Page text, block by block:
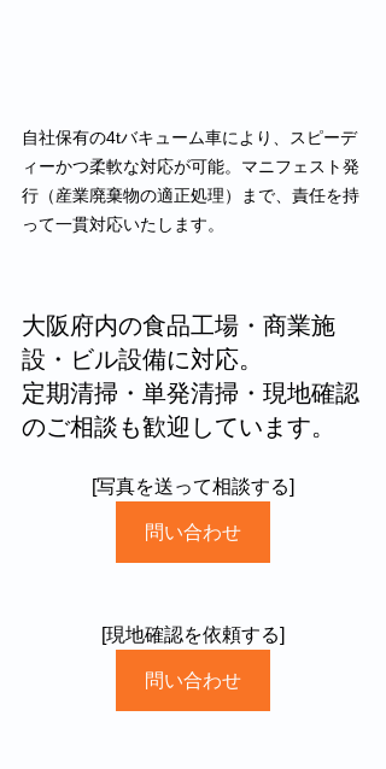
自社保有の4tバキューム車により、スピーデ
ィーかつ柔軟な対応が可能。マニフェスト発
行（産業廃棄物の適正処理）まで、責任を持
って一貫対応いたします。
大阪府内の食品工場・商業施
設・ビル設備に対応。
定期清掃・単発清掃・現地確認
のご相談も歓迎しています。
[写真を送って相談する]
問い合わせ
[現地確認を依頼する]
問い合わせ